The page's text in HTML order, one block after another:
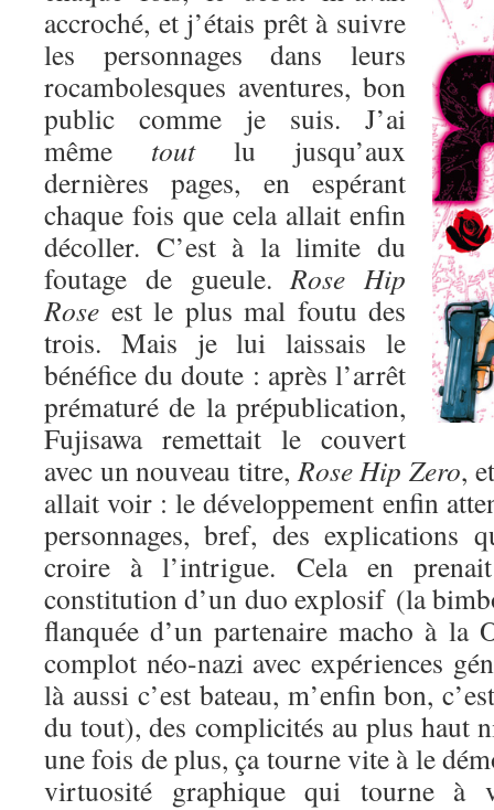
accroché, et j’étais prêt à suivre
les personnages dans leurs
rocambolesques aventures, bon
public comme je suis. J’ai
même toutlu jusqu’aux
dernières pages, en espérant
chaque fois que cela allait enfin
décoller. C’est à la limite du
foutage de gueule.Rose Hip
Rose est le plus mal foutu des
trois. Mais je lui laissais le
bénéfice du doute : après l’arrêt
prématuré de la prépublication,
Fujisawa remettait le couvert
avec un nouveau titre,Rose Hip Zero,
allait voir : le développement enfin
personnages, bref, des explications
croire à l’intrigue. Cela en
constitution d’un duo explosif (la
flanquée d’un partenaire macho à la
complot néo-nazi avec expériences
là aussi c’est bateau, m’enfin bon,
du tout), des complicités au plus haut
une fois de plus, ça tourne vite à le
virtuosité graphique qui tourne à